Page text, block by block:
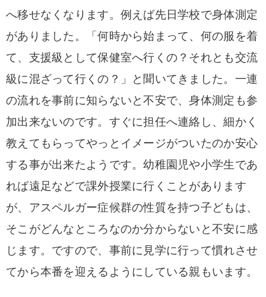
へ移せなくなります。例えば先日学校で身体測定
がありました。
「何時から始まって、何の服を着
て、支援級として保健室へ行くの？それとも交流
級に混ざって行くの？」と聞いてきました。 一連
の流れを事前に知らないと不安で、身体測定も参
加出来ないのです。 すぐに担任へ連絡し、細かく
教えてもらってやっとイメージがついたのか安心
する事が出来たようです。幼稚園児や小学生であ
れば遠足などで課外授業に行くことがあります
が、アスペルガー症候群の性質を持つ子どもは、
そこがどんなところなのか分からないと不安に感
じます。ですので、事前に見学に行って慣れさせ
てから本番を迎えるようにしている親もいます。